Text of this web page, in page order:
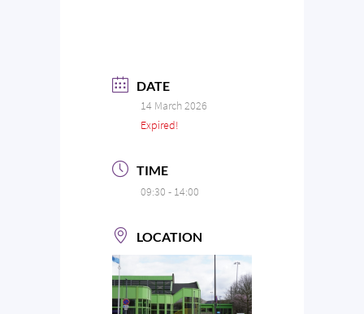
DATE
14 March 2026
Expired!
TIME
09:30 - 14:00
LOCATION